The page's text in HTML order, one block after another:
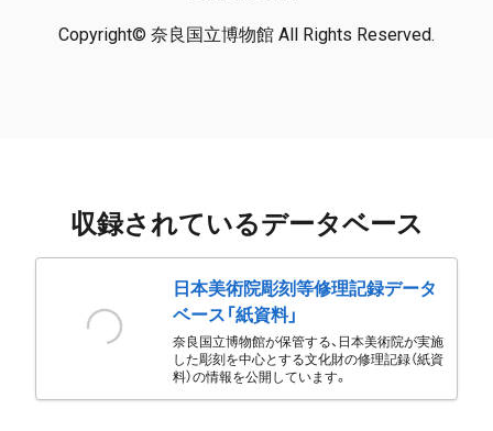
Copyright© 奈良国立博物館 All Rights Reserved.
収録されているデータベース
日本美術院彫刻等修理記録データ
ベース「紙資料」
奈良国立博物館が保管する、日本美術院が実施
した彫刻を中心とする文化財の修理記録（紙資
料）の情報を公開しています。